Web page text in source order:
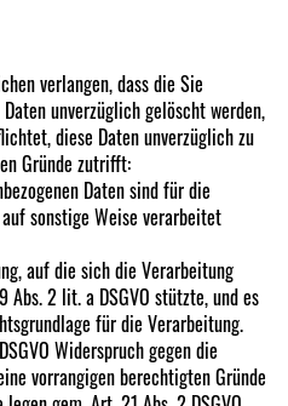
verlangen, dass die Sie
unverzüglich gelöscht werden,
diese Daten unverzüglich zu
Gründe zutrifft:
Daten sind für die
sonstige Weise verarbeitet
auf die sich die Verarbeitung
2 lit. a DSGVO stützte, und es
für die Verarbeitung.
Widerspruch gegen die
vorrangigen berechtigten Gründe